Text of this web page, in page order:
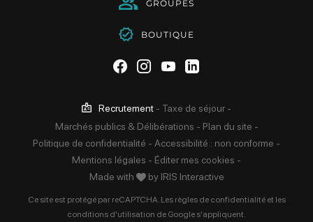
GROUPES
BOUTIQUE
Suivez-nous sur Facebook
Suivez-nous sur
Suivez-nous sur
Suivez-nous sur
Recrutement - Taxe de séjour -
Marchés publics & Délibérations - Plan du site -
Politique de confidentialité - Accessibilité : non conforme -
Mentions légales - Éditer mes cookies -
Made with
by IRIS Interactive
Ce site est protégé par reCAPTCHA. Les règles de confidentialitéet les
conditions d'utilisation de Google s'appliquent.